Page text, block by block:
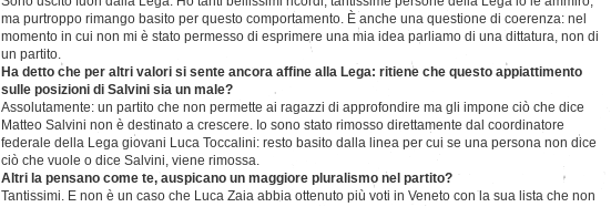
ma purtroppo rimango basito per questo comportamento. È anche una questione di coerenza: nel
momento in cui non mi è stato permesso di esprimere una mia idea parliamo di una dittatura, non di
un partito.
Ha detto che per altri valori si sente ancora affine alla Lega: ritiene che questo appiattimento
sulle posizioni di Salvini sia un male?
Assolutamente: un partito che non permette ai ragazzi di approfondire ma gli impone ciò che dice
Matteo Salvini non è destinato a crescere. Io sono stato rimosso direttamente dal coordinatore
federale della Lega giovani Luca Toccalini: resto basito dalla linea per cui se una persona non dice
ciò che vuole o dice Salvini, viene rimossa.
Altri la pensano come te, auspicano un maggiore pluralismo nel partito?
Tantissimi. E non è un caso che Luca Zaia abbia ottenuto più voti in Veneto con la sua lista che non